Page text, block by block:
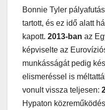
Bonnie Tyler
tartott, és ez idő alatt
kapott. 2013-ban az
képviselte az
munkásságát pedig
elismeréssel is
vonult vissza teljesen:
Hypaton